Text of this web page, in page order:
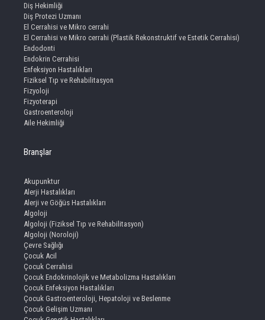
Diş Hekimliği
Diş Protezi Uzmanı
El Cerrahisi ve Mikro cerrahi
El Cerrahisi ve Mikro cerrahi (Plastik Rekonstruktif ve Estetik Cerrahisi)
Endodonti
Endokrin Cerrahisi
Enfeksiyon Hastalıkları
Fiziksel Tıp ve Rehabilitasyon
Fizyoloji
Fizyoterapi
Gastroenteroloji
Aile Hekimliği
Branşlar
Akupunktur
Alerji Hastalıkları
Alerji ve Göğüs Hastalıkları
Algoloji
Algoloji (Fiziksel Tıp ve Rehabilitasyon)
Algoloji (Noroloji)
Çevre Sağlığı
Çocuk Acil
Çocuk Cerrahisi
Çocuk Endokrinolojik ve Metabolizma Hastalıkları
Çocuk Enfeksiyon Hastalıkları
Çocuk Gastroenteroloji, Hepatoloji ve Beslenme
Çocuk Gelişim Uzmanı